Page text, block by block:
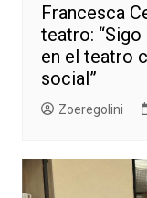
Francesca
teatro:
en el teatro
social”
Zoeregolini